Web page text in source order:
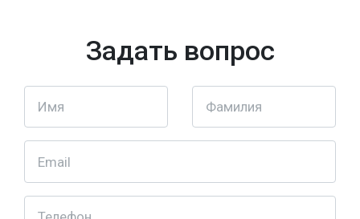
Задать вопрос